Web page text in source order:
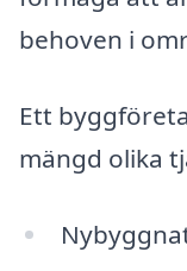
behoven i
Ett
mängd olika